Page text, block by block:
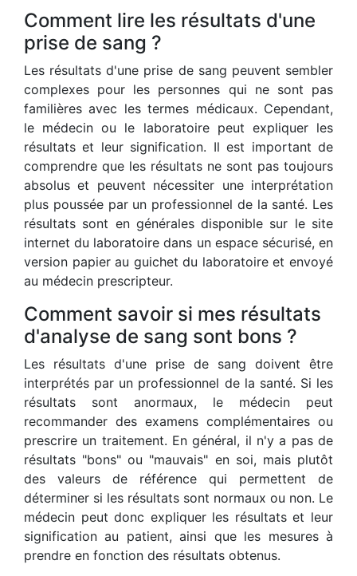
Comment lire les résultats d'une
prise de sang ?
Les résultats d'une prise de sang peuvent sembler
complexes pour les personnes qui ne sont pas
familières avec les termes médicaux. Cependant,
le médecin ou le laboratoire peut expliquer les
résultats et leur signification. Il est important de
comprendre que les résultats ne sont pas toujours
absolus et peuvent nécessiter une interprétation
plus poussée par un professionnel de la santé. Les
résultats sont en générales disponible sur le site
internet du laboratoire dans un espace sécurisé, en
version papier au guichet du laboratoire et envoyé
au médecin prescripteur.
Comment savoir si mes résultats
d'analyse de sang sont bons ?
Les résultats d'une prise de sang doivent être
interprétés par un professionnel de la santé. Si les
résultats sont anormaux, le médecin peut
recommander des examens complémentaires ou
prescrire un traitement. En général, il n'y a pas de
résultats "bons" ou "mauvais" en soi, mais plutôt
des valeurs de référence qui permettent de
déterminer si les résultats sont normaux ou non. Le
médecin peut donc expliquer les résultats et leur
signification au patient, ainsi que les mesures à
prendre en fonction des résultats obtenus.